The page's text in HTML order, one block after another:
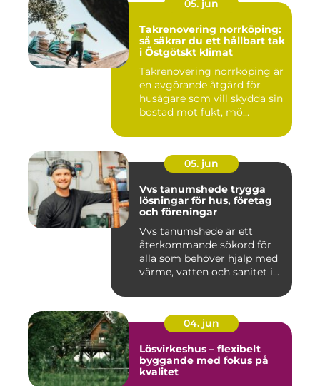
05. jun
Takrenovering norrköping:
så säkrar du ett hållbart tak
i Östgötskt klimat
Takrenovering norrköping är
en avgörande åtgärd för
husägare som vill skydda sin
bostad mot fukt, mö...
05. jun
Vvs tanumshede trygga
lösningar för hus, företag
och föreningar
Vvs tanumshede är ett
återkommande sökord för
alla som behöver hjälp med
värme, vatten och sanitet i...
04. jun
Lösvirkeshus – flexibelt
byggande med fokus på
kvalitet